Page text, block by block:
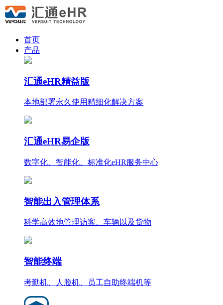
首页
产品
汇通eHR精益版
本地部署永久使用精细化解决方案
汇通eHR易企版
数字化、智能化、标准化eHR服务中心
智能出入管理体系
科学高效地管理访客、车辆以及货物
智能终端
考勤机、人脸机、员工自助终端机等